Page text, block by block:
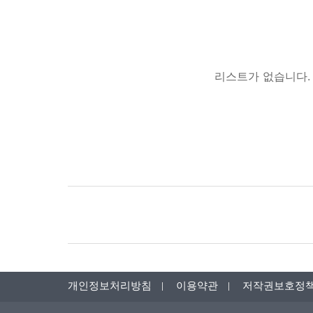
리스트가 없습니다.
개인정보처리방침 이용약관 저작권보호정